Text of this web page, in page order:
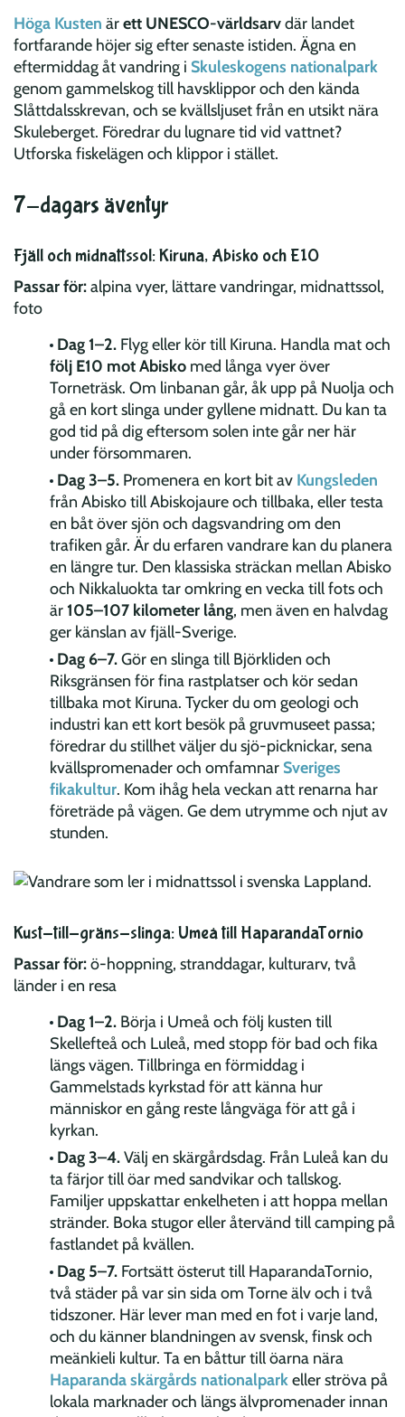
Höga Kusten ärett UNESCO-världsarvdär landet
fortfarande höjer sig efter senaste istiden. Ägna en
eftermiddag åt vandring i Skuleskogens nationalpark
genom gammelskog till havsklippor och den kända
Slåttdalsskrevan, och se kvällsljuset från en utsikt nära
Skuleberget. Föredrar du lugnare tid vid vattnet?
Utforska fiskelägen och klippor i stället.
7-dagars äventyr
Fjäll och midnattssol: Kiruna, Abisko och E10
Passar för:alpina vyer, lättare vandringar, midnattssol,
foto
Dag 1–2. Flyg eller kör till Kiruna. Handla mat och
följ E10 mot Abisko med långa vyer över
Torneträsk. Om linbanan går, åk upp på Nuolja och
gå en kort slinga under gyllene midnatt. Du kan ta
god tid på dig eftersom solen inte går ner här
under försommaren.
Dag 3–5. Promenera en kort bit av Kungsleden
från Abisko till Abiskojaure och tillbaka, eller testa
en båt över sjön och dagsvandring om den
trafiken går. Är du erfaren vandrare kan du planera
en längre tur. Den klassiska sträckan mellan Abisko
och Nikkaluokta tar omkring en vecka till fots och
är105–107 kilometer lång, men även en halvdag
ger känslan av fjäll-Sverige.
Dag 6–7.Gör en slinga till Björkliden och
Riksgränsen för fina rastplatser och kör sedan
tillbaka mot Kiruna. Tycker du om geologi och
industri kan ett kort besök på gruvmuseet passa;
föredrar du stillhet väljer du sjö-picknickar, sena
kvällspromenader och omfamnar Sveriges
fikakultur. Kom ihåg hela veckan att renarna har
företräde på vägen. Ge dem utrymme och njut av
stunden.
Kust-till-gräns-slinga: Umeå till HaparandaTornio
Passar för:ö-hoppning, stranddagar, kulturarv, två
länder i en resa
Dag 1–2. Börja i Umeå och följ kusten till
Skellefteå och Luleå, med stopp för bad och fika
längs vägen. Tillbringa en förmiddag i
Gammelstads kyrkstad för att känna hur
människor en gång reste långväga för att gå i
kyrkan.
Dag 3–4.Välj en skärgårdsdag. Från Luleå kan du
ta färjor till öar med sandvikar och tallskog.
Familjer uppskattar enkelheten i att hoppa mellan
stränder. Boka stugor eller återvänd till camping på
fastlandet på kvällen.
Dag 5–7. Fortsätt österut till HaparandaTornio,
två städer på var sin sida om Torne älv och i två
tidszoner. Här lever man med en fot i varje land,
och du känner blandningen av svensk, finsk och
meänkieli kultur. Ta en båttur till öarna nära
Haparanda skärgårds nationalparkeller ströva på
lokala marknader och längs älvpromenader innan